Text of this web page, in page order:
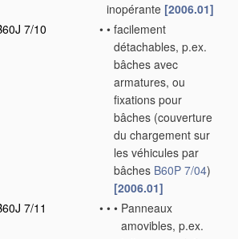
inopérante [2006.01]
7/10
• • facilement
détachables, p.ex.
bâches avec
armatures, ou
fixations pour
bâches (couverture
du chargement sur
les véhicules par
bâches B60P 7/04)
[2006.01]
7/11
• • • Panneaux
amovibles, p.ex.